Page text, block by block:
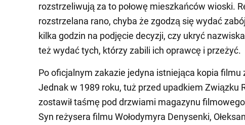
rozstrzeliwują za to połowę mieszkańców wioski.
rozstrzelana rano, chyba że zgodzą się wydać
kilka godzin na podjęcie decyzji, czy ukryć
też wydać tych, którzy zabili ich oprawcę i przeżyć.
Po oficjalnym zakazie jedyna istniejąca kopia filmu
Jednak w 1989 roku, tuż przed upadkiem Związku
zostawił taśmę pod drzwiami magazynu
Syn reżysera filmu Wołodymyra Denysenki,